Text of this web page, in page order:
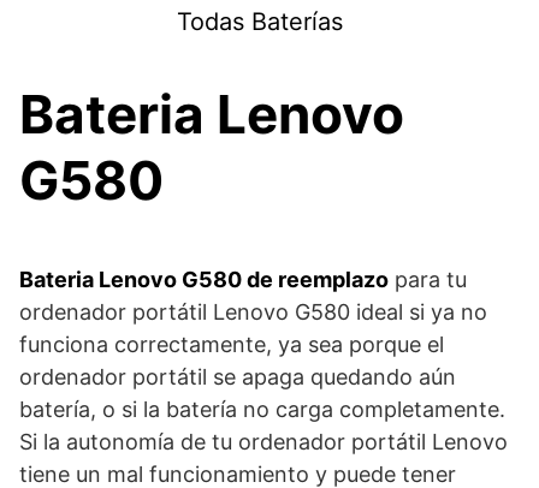
Todas Baterías
Bateria Lenovo
G580
Bateria Lenovo G580 de reemplazo para tu
ordenador portátil Lenovo G580 ideal si ya no
funciona correctamente, ya sea porque el
ordenador portátil se apaga quedando aún
batería, o si la batería no carga completamente.
Si la autonomía de tu ordenador portátil Lenovo
tiene un mal funcionamiento y puede tener